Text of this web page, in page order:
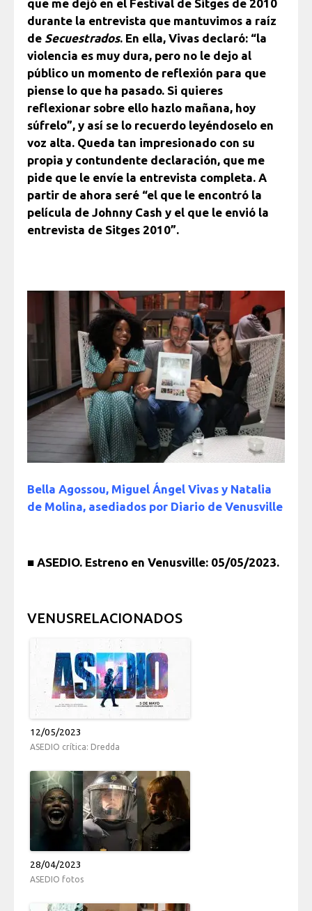
que me dejó en el Festival de Sitges de 2010
durante la entrevista que mantuvimos a raíz
de Secuestrados. En ella, Vivas declaró: “la
violencia es muy dura, pero no le dejo al
público un momento de reflexión para que
piense lo que ha pasado. Si quieres
reflexionar sobre ello hazlo mañana, hoy
súfrelo”, y así se lo recuerdo leyéndoselo en
voz alta. Queda tan impresionado con su
propia y contundente declaración, que me
pide que le envíe la entrevista completa. A
partir de ahora seré “el que le encontró la
película de Johnny Cash y el que le envió la
entrevista de Sitges 2010”.
Bella Agossou, Miguel Ángel Vivas y Natalia
de Molina, asediados por Diario de Venusville
■ ASEDIO. Estreno en Venusville: 05/05/2023.
VENUSRELACIONADOS
12/05/2023
ASEDIO crítica: Dredda
28/04/2023
ASEDIO fotos